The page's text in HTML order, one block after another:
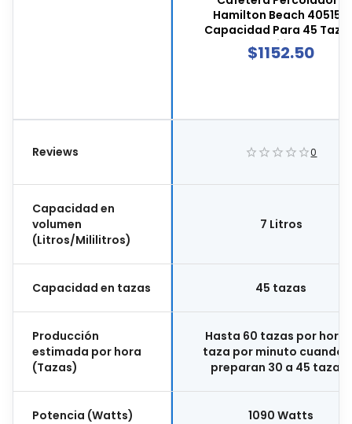
Hamilton Beach 40515r,
Capacidad Para 45
Construcción En Acero
Inoxidable Y Dispensador
$1152.50
Reviews 0
Capacidad en
volumen
(Litros/Mililitros)
7 Litros
Capacidad en tazas 45 tazas
Producción
estimada por hora
(Tazas)
Hasta 60 tazas por hora
taza por minuto cuando
preparan 30 a 45 tazas)
Potencia (Watts) 1090 Watts